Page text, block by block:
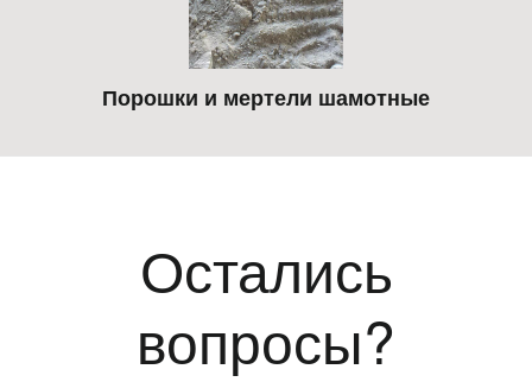
Порошки и мертели шамотные
Остались
вопросы?